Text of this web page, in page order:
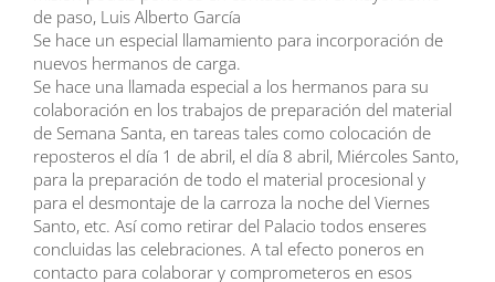
de paso, Luis Alberto García
Se hace un especial llamamiento para incorporación de
nuevos hermanos de carga.
Se hace una llamada especial a los hermanos para su
colaboración en los trabajos de preparación del material
de Semana Santa, en tareas tales como colocación de
reposteros el día 1 de abril, el día 8 abril, Miércoles Santo,
para la preparación de todo el material procesional y
para el desmontaje de la carroza la noche del Viernes
Santo, etc. Así como retirar del Palacio todos enseres
concluidas las celebraciones. A tal efecto poneros en
contacto para colaborar y comprometeros en esos